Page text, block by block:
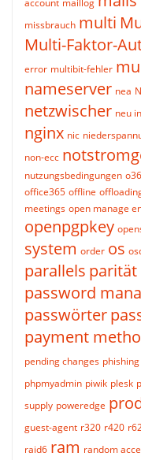
account maillog
missbrauch multi
Multi-Faktor-
error multibit-fehler
nameserver nea
netzwischer neu
nginx nic
non-ecc
nutzungsbedingungen
office365 offline
meetings open manage
openpgpkey
system order os
parallels parität
password
passwörter
payment
pending changes phishing
phpmyadmin piwik plesk
supply poweredge
guest-agent r320 r420
raid6 ram random